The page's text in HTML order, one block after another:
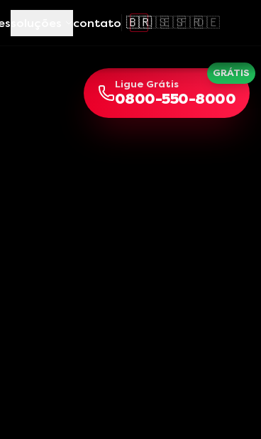
contato 🇧🇷🇺🇸🇪🇸🇫🇷🇩🇪
Ligue Grátis
0800-550-8000
GRÁTIS